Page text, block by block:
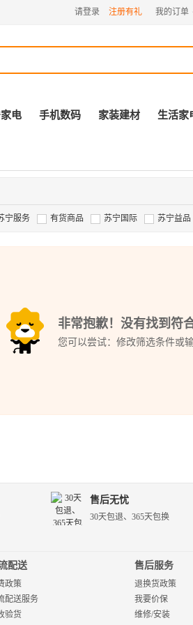
请登录 注册有礼 我的订单
电 手机数码 家装建材 生活家
宁服务 有货商品 苏宁国际 苏宁益品
非常抱歉！没有找到符
您可以尝试：修改筛选条件或
售后无忧
30天包退、365天包换
配送
政策
配送服务
验货
售后服务
退换货政策
我要价保
维修/安装